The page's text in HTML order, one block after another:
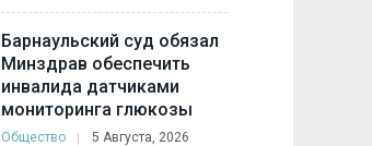
Барнаульский суд обязал
Минздрав обеспечить
инвалида датчиками
мониторинга глюкозы
Общество 5 Августа, 2026